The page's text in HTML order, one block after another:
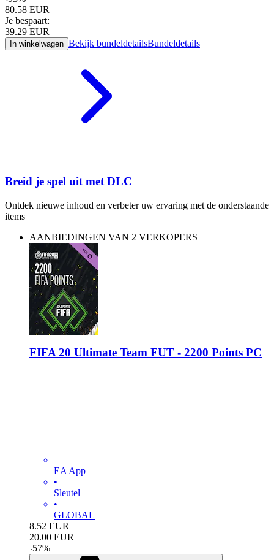
80.58 EUR
Je bespaart:
39.29 EUR
In winkelwagen Bekijk bundeldetailsBundeldetails
Breid je spel uit met DLC
Ontdek nieuwe inhoud en verbeter uw ervaring met de onderstaande
items
AANBIEDINGEN VAN 2 VERKOPERS
FIFA 20 Ultimate Team FUT - 2200 Points PC
EA App
•
Sleutel
•
GLOBAL
8.52 EUR
20.00 EUR
-57%